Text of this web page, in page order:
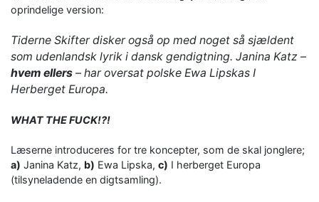
oprindelige version:
Tiderne Skifter disker også op med noget så sjældent
som udenlandsk lyrik i dansk gendigtning. Janina Katz –
hvem ellers – har oversat polske Ewa Lipskas I
Herberget Europa.
WHAT THE FUCK!?!
Læserne introduceres for tre koncepter, som de skal jonglere;
a) Janina Katz, b) Ewa Lipska, c) I herberget Europa
(tilsyneladende en digtsamling).